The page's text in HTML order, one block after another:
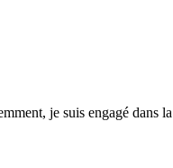
je suis engagé dans